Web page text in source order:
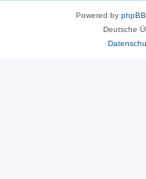
Powered by phpBB
Deutsche